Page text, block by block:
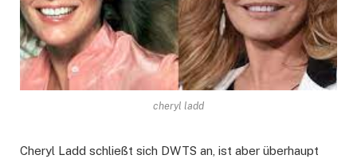
cheryl ladd
Cheryl Ladd schließt sich DWTS an, ist aber überhaupt